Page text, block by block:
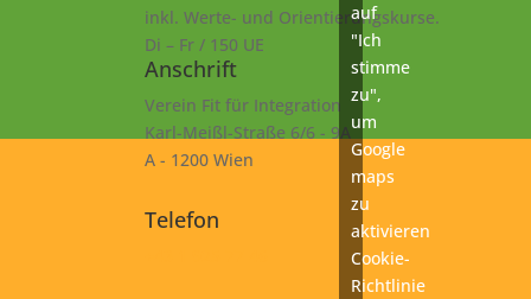
inkl. Werte- und Orientierungskurse.
Di – Fr / 150 UE
Anschrift
Verein Fit für Integration
Karl-Meißl-Straße 6/6 - 9A
A - 1200 Wien
Telefon
auf
"Ich
stimme
zu",
um
Google
maps
zu
aktivieren
Cookie-
Richtlinie